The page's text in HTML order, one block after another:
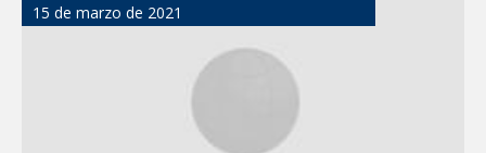
15 de marzo de 2021